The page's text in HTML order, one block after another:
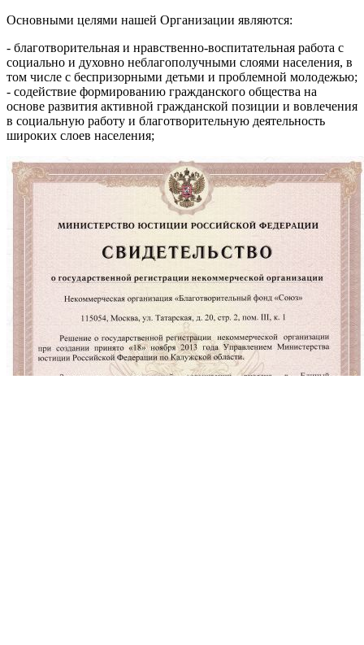
Основными целями нашей Организации являются:
- благотворительная и нравственно-воспитательная работа с
социально и духовно неблагополучными слоями населения, в
том числе с беспризорными детьми и проблемной молодежью;
- содействие формированию гражданского общества на
основе развития активной гражданской позиции и вовлечения
в социальную работу и благотворительную деятельность
широких слоев населения;